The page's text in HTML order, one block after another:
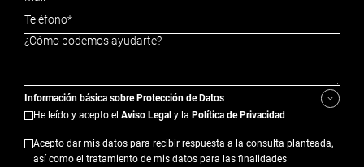
Información básica sobre Protección de Datos
He leído y acepto el Aviso Legal y la Política de Privacidad
Acepto dar mis datos para recibir respuesta a la consulta planteada,
así como el tratamiento de mis datos para las finalidades